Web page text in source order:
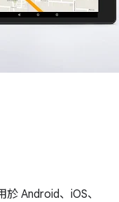
Android、iOS、